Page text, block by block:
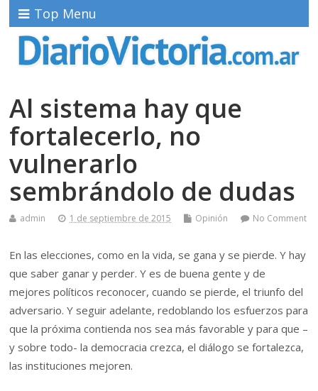
Top Menu
Al sistema hay que
fortalecerlo, no
vulnerarlo
sembrándolo de dudas
admin 1 de septiembre de 2015 Opinión No Comment
En las elecciones, como en la vida, se gana y se pierde. Y hay
que saber ganar y perder. Y es de buena gente y de
mejores políticos reconocer, cuando se pierde, el triunfo del
adversario. Y seguir adelante, redoblando los esfuerzos para
que la próxima contienda nos sea más favorable y para que –
y sobre todo- la democracia crezca, el diálogo se fortalezca,
las instituciones mejoren.